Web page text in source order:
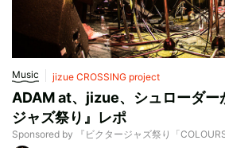
Music jizue CROSSING project
ADAM at、jizue、シュローダー
ジャズ祭り』レポ
Sponsored by 『ビクタージャズ祭り「COLOURS